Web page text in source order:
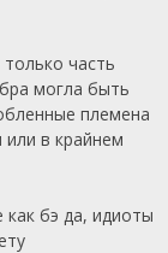
часть
могла быть
племена
в крайнем
бэ да, идиоты